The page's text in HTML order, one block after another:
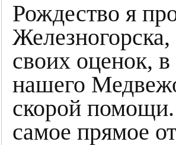
Рождество я
своих оценок,
нашего
скорой
самое прямое